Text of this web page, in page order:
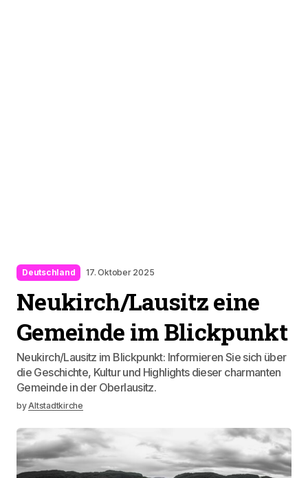
Deutschland 17. Oktober 2025
Neukirch/Lausitz eine
Gemeinde im Blickpunkt
Neukirch/Lausitz im Blickpunkt: Informieren Sie sich über
die Geschichte, Kultur und Highlights dieser charmanten
Gemeinde in der Oberlausitz.
byAltstadtkirche